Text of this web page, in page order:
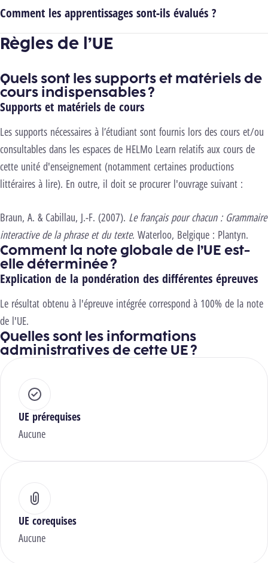
Comment les apprentissages sont-ils évalués ?
Règles de l’UE
Quels sont les supports et matériels de
cours indispensables ?
Supports et matériels de cours
Les supports nécessaires à l’étudiant sont fournis lors des cours et/ou
consultables dans les espaces de HELMo Learn relatifs aux cours de
cette unité d'enseignement (notamment certaines productions
littéraires à lire). En outre, il doit se procurer l'ouvrage suivant :
Braun, A. & Cabillau, J.-F. (2007). Le français pour chacun : Grammaire
interactive de la phrase et du texte. Waterloo, Belgique : Plantyn.
Comment la note globale de l’UE est-
elle déterminée ?
Explication de la pondération des différentes épreuves
Le résultat obtenu à l'épreuve intégrée correspond à 100% de la note
de l'UE.
Quelles sont les informations
administratives de cette UE ?
UE prérequises
Aucune
UE corequises
Aucune